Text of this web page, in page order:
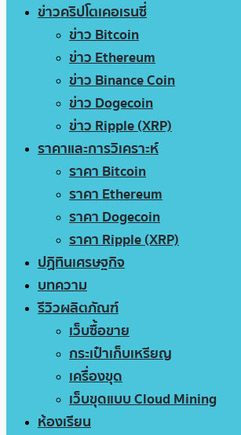
ข่าวคริปโตเคอเรนซี่
ข่าว Bitcoin
ข่าว Ethereum
ข่าว Binance Coin
ข่าว Dogecoin
ข่าว Ripple (XRP)
ราคาและการวิเคราะห์
ราคา Bitcoin
ราคา Ethereum
ราคา Dogecoin
ราคา Ripple (XRP)
ปฏิทินเศรษฐกิจ
บทความ
รีวิวผลิตภัณฑ์
เว็บซื้อขาย
กระเป๋าเก็บเหรียญ
เครื่องขุด
เว็บขุดแบบ Cloud Mining
ห้องเรียน